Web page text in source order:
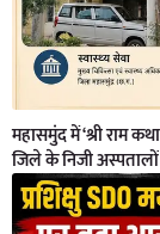
महासमुंद में ‘श्री राम
जिले के निजी